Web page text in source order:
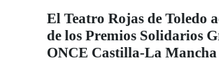
El Teatro Rojas de Toledo
de los Premios Solidarios
ONCE Castilla-La Mancha